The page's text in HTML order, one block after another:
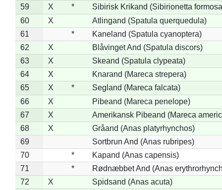
59
X *
Sibirisk Krikand (Sibirionetta
60
X
Atlingand (Spatula querquedula)
61
*
Kaneland (Spatula cyanoptera)
62
X
Blåvinget And (Spatula discors)
63
X
Skeand (Spatula clypeata)
64
X
Knarand (Mareca strepera)
65
X *
Segland (Mareca falcata)
66
X
Pibeand (Mareca penelope)
67
X
Amerikansk Pibeand (Mareca
68
X
Gråand (Anas platyrhynchos)
69
Sortbrun And (Anas rubripes)
70
*
Kapand (Anas capensis)
71
*
Rødnæbbet And (Anas
72
X
Spidsand (Anas acuta)